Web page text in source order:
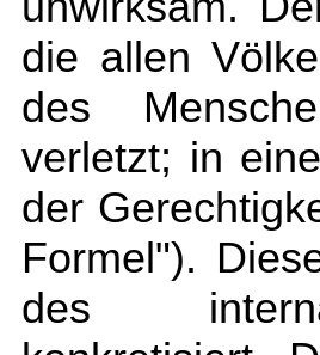
die allen
des
verletzt; in
der
Formel").
des